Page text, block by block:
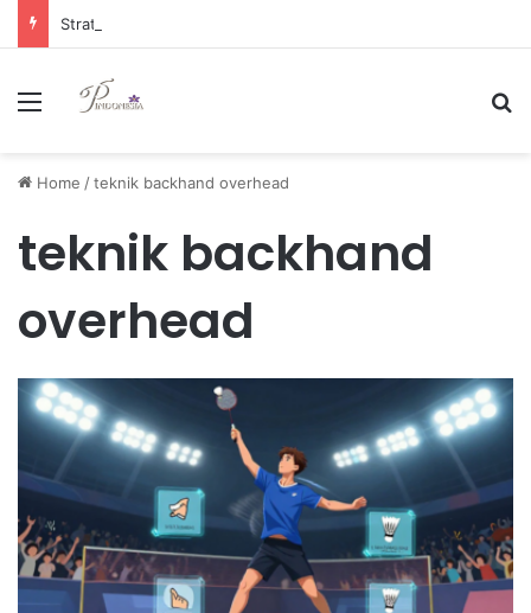
Menu
Home /teknik backhand overhead
teknik backhand
overhead